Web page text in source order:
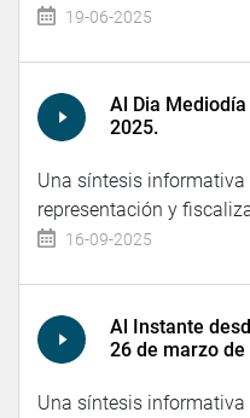
19-06-2025
Al Dia
2025.
Una síntesis
representación y
16-09-2025
Al Instante
26 de marzo de
Una síntesis